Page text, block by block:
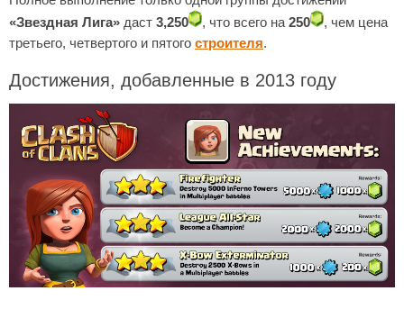
«Звездная Лига» даст 3,250 , что всего на 250
, чем цена
третьего, четвертого и пятого строителя.
Достижения, добавленные в 2013 году